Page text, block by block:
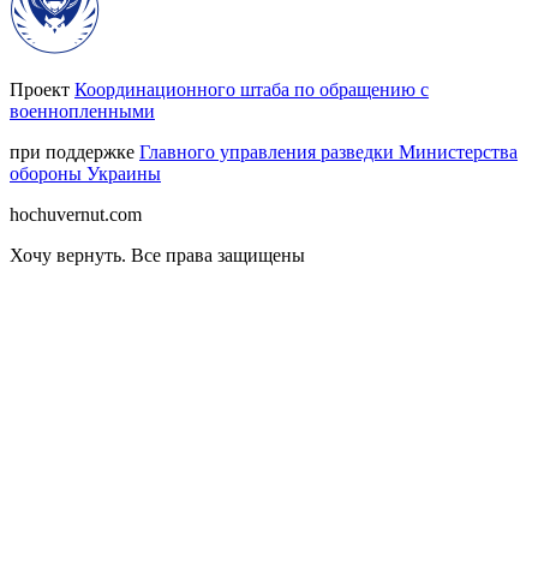
Проект Координационного штаба по обращению с
военнопленными
при поддержке Главного управления разведки Министерства
обороны Украины
hochuvernut.com
Хочу вернуть. Все права защищены